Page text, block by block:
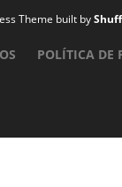
Theme built by
POLÍTICA DE